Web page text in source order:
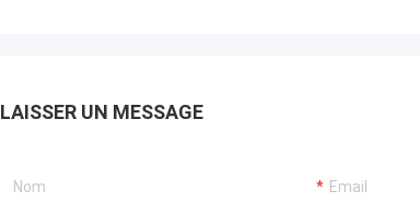
LAISSER UN MESSAGE